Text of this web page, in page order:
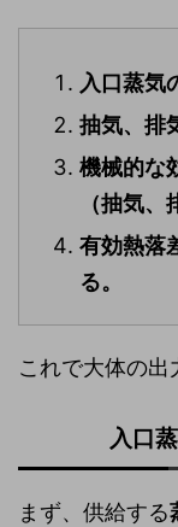
入口蒸気
抽気、排
機械的な
（抽気、
有効熱落
る。
これで大体の出
入口
まず、供給する